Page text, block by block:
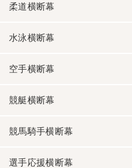
柔道横断幕
水泳横断幕
空手横断幕
競艇横断幕
競馬騎手横断幕
選手応援横断幕